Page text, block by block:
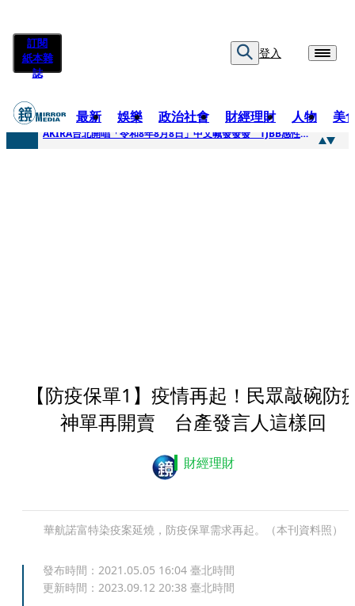
訂閱
紙本雜
誌
登入
最新 娛樂 政治社會 財經理財 人物 美
快訊
AKIRA台北開唱「令和8年8月8日」中文喊發發發 TJBB感性喊「謝謝AKIRA桑」
【防疫保單1】疫情再起！民眾敲碗防
神單再開賣 台產發言人這樣回
財經理財
華航諾富特染疫案延燒，防疫保單需求再起。（本刊資料照）
發布時間： 2021.05.05 16:04 臺北時間
更新時間： 2023.09.12 20:38 臺北時間